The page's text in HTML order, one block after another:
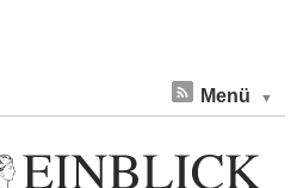
Menü